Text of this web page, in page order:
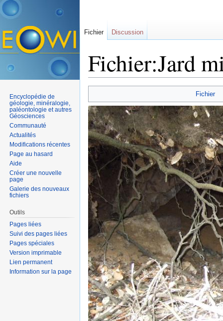
Fichier:Jard
Fichier
Fichier Discussion
Encyclopédie de
géologie, minéralogie,
paléontologie et autres
Géosciences
Communauté
Actualités
Modifications récentes
Page au hasard
Aide
Créer une nouvelle
page
Galerie des nouveaux
fichiers
Outils
Pages liées
Suivi des pages liées
Pages spéciales
Version imprimable
Lien permanent
Information sur la page